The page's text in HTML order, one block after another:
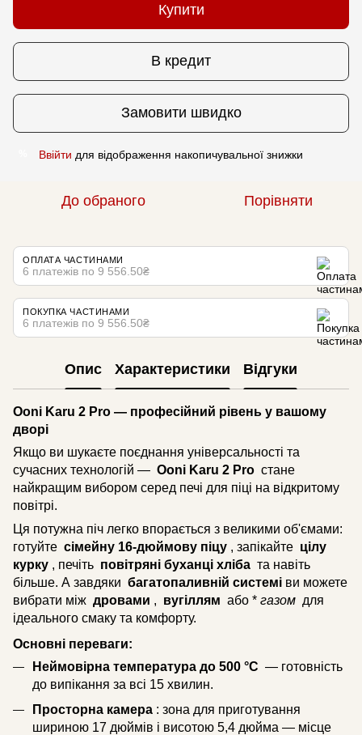
Купити
В кредит
Замовити швидко
Ввійти для відображення накопичувальної знижки
До обраного Порівняти
ОПЛАТА ЧАСТИНАМИ
6 платежів по 9 556.50₴
ПОКУПКА ЧАСТИНАМИ
6 платежів по 9 556.50₴
Опис Характеристики Відгуки
Ooni Karu 2 Pro — професійний рівень у вашому
дворі
Якщо ви шукаєте поєднання універсальності та
сучасних технологій — Ooni Karu 2 Pro стане
найкращим вибором серед печі для піці на відкритому
повітрі.
Ця потужна піч легко впорається з великими об'ємами:
готуйте сімейну 16-дюймову піцу , запікайте цілу
курку , печіть повітряні буханці хліба та навіть
більше. А завдяки багатопаливній системі ви можете
вибрати між дровами , вугіллям або * газом для
ідеального смаку та комфорту.
Основні переваги:
Неймовірна температура до 500 °C — готовність
до випікання за всі 15 хвилин.
Просторна камера : зона для приготування
шириною 17 дюймів і висотою 5,4 дюйма — місце